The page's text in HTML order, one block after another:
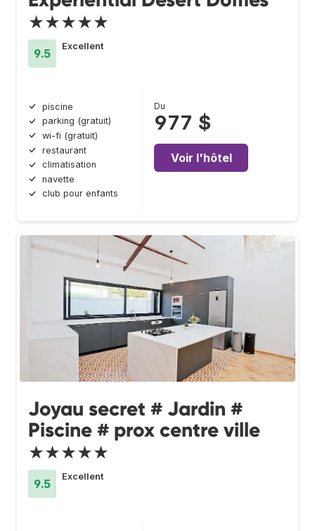
★★★★★
9.5
Excellent
piscine
parking (gratuit)
wi-fi (gratuit)
restaurant
climatisation
navette
club pour enfants
Du
977 $
Voir l'hôtel
Joyau secret # Jardin #
Piscine # prox centre ville
★★★★★
9.5
Excellent